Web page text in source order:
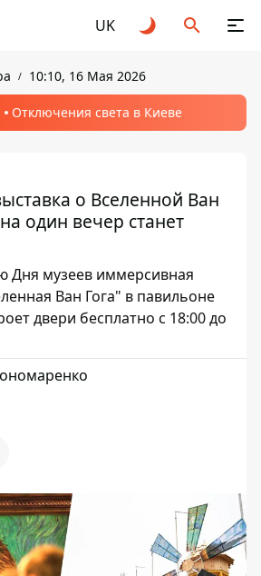
UK
10:10, 16 Мая 2026
Отключения света в Киеве
о Вселенной Ван
один вечер станет
Дня музеев иммерсивная
Ван Гога" в павильоне
двери бесплатно с 18:00 до